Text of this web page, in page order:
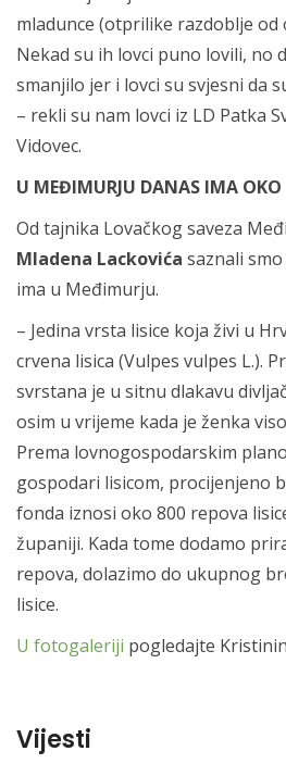
mladunce (otprilike razdoblje od
Nekad su ih lovci puno lovili, no
smanjilo jer i lovci su svjesni da
– rekli su nam lovci iz LD Patka
Vidovec.
U MEĐIMURJU DANAS IMA
Od tajnika Lovačkog saveza
Mladena Lackovića saznali
ima u Međimurju.
– Jedina vrsta lisice koja živi u
crvena lisica (Vulpes vulpes L.).
svrstana je u sitnu dlakavu
osim u vrijeme kada je ženka
Prema lovnogospodarskim
gospodari lisicom, procijenjeno
fonda iznosi oko 800 repova
županiji. Kada tome dodamo
repova, dolazimo do ukupnog
lisice.
U fotogaleriji pogledajte
Vijesti